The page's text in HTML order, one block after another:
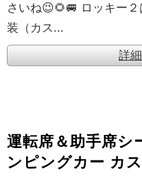
さいね😉🌻🚐 ロッキー
装（カス...
詳
運転席＆助手席シ
ンピングカー カス